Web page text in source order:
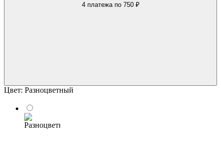
4 платежа по 750 ₽
Цвет: Разноцветный